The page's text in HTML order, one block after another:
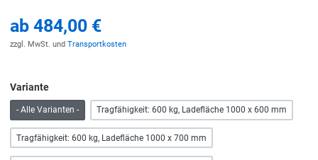
ab 484,00 €
zzgl. MwSt. und Transportkosten
Variante
- Alle Varianten - Tragfähigkeit: 600 kg, Ladefläche 1000 x 600 mm
Tragfähigkeit: 600 kg, Ladefläche 1000 x 700 mm